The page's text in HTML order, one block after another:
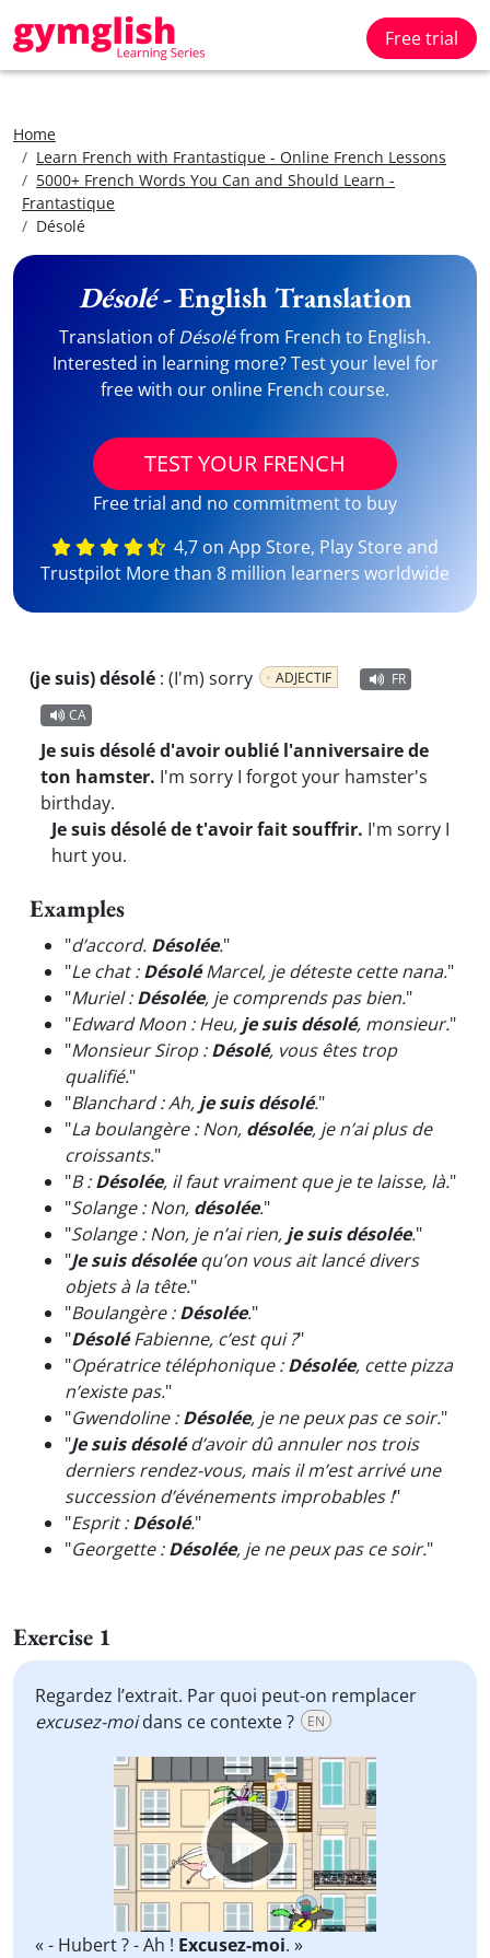
Free trial
Home
Learn French with Frantastique - Online French Lessons
5000+ French Words You Can and Should Learn -
Frantastique
Désolé
Désolé- English Translation
Translation ofDésoléfrom French to English.
Interested in learning more? Test your level for
free with our online French course.
TEST YOUR FRENCH
Free trial and no commitment to buy
4,7 on App Store, Play Store and
Trustpilot More than 8 million learners worldwide
(je suis) désolé : (I'm) sorry ADJECTIF
FR
CA
Je suis désolé d'avoir oublié l'anniversaire de
ton hamster. I'm sorry I forgot your hamster's
birthday.
Je suis désolé de t'avoir fait souffrir. I'm sorry I
hurt you.
Examples
"d’accord. Désolée."
"Le chat :DésoléMarcel, je déteste cette nana."
"Muriel :Désolée, je comprends pas bien."
"Edward Moon : Heu, je suis désolé, monsieur."
"Monsieur Sirop :Désolé, vous êtes trop
qualifié."
"Blanchard : Ah, je suis désolé."
"La boulangère : Non, désolée, je n’ai plus de
croissants."
"B :Désolée, il faut vraiment que je te laisse, là."
"Solange : Non, désolée."
"Solange : Non, je n’ai rien, je suis désolée."
"Je suis désoléequ’on vous ait lancé divers
objets à la tête."
"Boulangère :Désolée."
"DésoléFabienne, c’est qui ?"
"Opératrice téléphonique :Désolée, cette pizza
n’existe pas."
"Gwendoline :Désolée, je ne peux pas ce soir."
"Je suis désoléd’avoir dû annuler nos trois
derniers rendez-vous, mais il m’est arrivé une
succession d’événements improbables !"
"Esprit :Désolé."
"Georgette :Désolée, je ne peux pas ce soir."
Exercise 1
Regardez l’extrait. Par quoi peut-on remplacer
excusez-moidans ce contexte ? EN
Video
Player
« - Hubert ? - Ah ! Excusez-moi. »